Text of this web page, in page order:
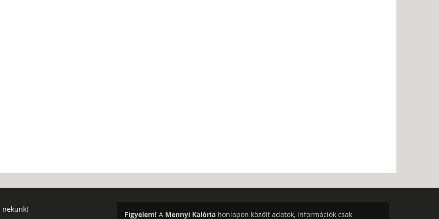
nekünk!
Figyelem! A Mennyi Kalória honlapon közölt adatok, információk csak